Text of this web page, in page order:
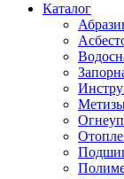
Каталог